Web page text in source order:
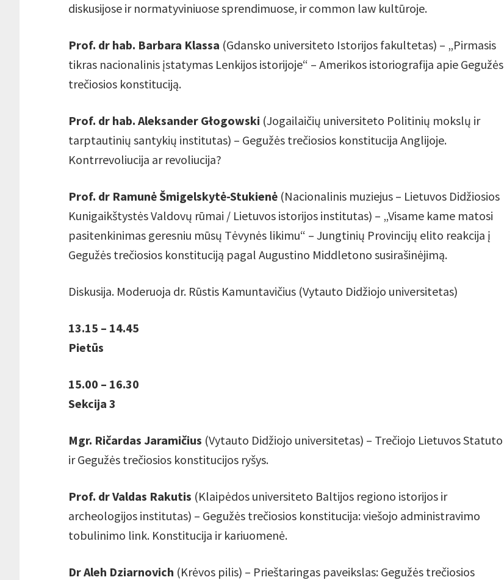
diskusijose ir normatyviniuose sprendimuose, ir common law kultūroje.
Prof. dr hab. Barbara Klassa (Gdansko universiteto Istorijos fakultetas) – „Pirmasis
tikras nacionalinis įstatymas Lenkijos istorijoje“ – Amerikos istoriografija apie Gegužės
trečiosios konstituciją.
Prof. dr hab. Aleksander Głogowski (Jogailaičių universiteto Politinių mokslų ir
tarptautinių santykių institutas) – Gegužės trečiosios konstitucija Anglijoje.
Kontrrevoliucija ar revoliucija?
Prof. dr Ramunė Šmigelskytė-Stukienė (Nacionalinis muziejus – Lietuvos Didžiosios
Kunigaikštystės Valdovų rūmai / Lietuvos istorijos institutas) – „Visame kame matosi
pasitenkinimas geresniu mūsų Tėvynės likimu“ – Jungtinių Provincijų elito reakcija į
Gegužės trečiosios konstituciją pagal Augustino Middletono susirašinėjimą.
Diskusija. Moderuoja dr. Rūstis Kamuntavičius (Vytauto Didžiojo universitetas)
13.15 – 14.45
Pietūs
15.00 – 16.30
Sekcija 3
Mgr. Ričardas Jaramičius (Vytauto Didžiojo universitetas) – Trečiojo Lietuvos Statuto
ir Gegužės trečiosios konstitucijos ryšys.
Prof. dr Valdas Rakutis (Klaipėdos universiteto Baltijos regiono istorijos ir
archeologijos institutas) – Gegužės trečiosios konstitucija: viešojo administravimo
tobulinimo link. Konstitucija ir kariuomenė.
Dr Aleh Dziarnovich (Krėvos pilis) – Prieštaringas paveikslas: Gegužės trečiosios